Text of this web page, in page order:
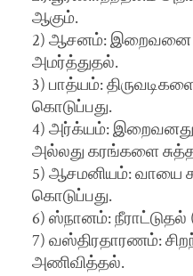
ஆகும்.
2) ஆசனம்: இறைவனை
அமர்த்துதல்.
3) பாத்யம்:
கொடுப்பது.
4) அர்க்யம்: இறைவனது
அல்லது கரங்களை
5) ஆசமனியம்: வாயை
கொடுப்பது.
6) ஸ்நானம்:
7) வஸ்திரதாரணம்:
அணிவித்தல்.